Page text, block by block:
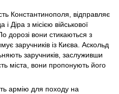
Константинополя, відправляє
і Діра з місією військової
дорозі вони стикаються з
заручників із Києва. Аскольд
заручників, заслуживши
міста, вони пропонують його
армію для походу на